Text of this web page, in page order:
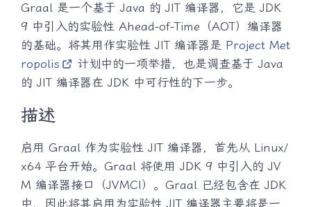
Graal 是一个基于 Java 的 JIT 编译器，它是 JDK
9 中引入的实验性 Ahead-of-Time（AOT）编译器
的基础。将其用作实验性 JIT 编译器是 Project Met
ropolis
计划中的一项举措，也是调查基于 Java
的 JIT 编译器在 JDK 中可行性的下一步。
描述
启用 Graal 作为实验性 JIT 编译器，首先从 Linux/
x64 平台开始。Graal 将使用 JDK 9 中引入的 JV
M 编译器接口（JVMCI）。Graal 已经包含在 JDK
中，因此将其启用为实验性 JIT 编译器主要将是一